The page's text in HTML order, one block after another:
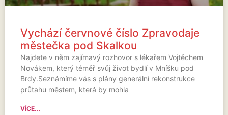
Vychází červnové číslo Zpravodaje
městečka pod Skalkou
Najdete v něm zajímavý rozhovor s lékařem Vojtěchem
Novákem, který téměř svůj život bydlí v Mníšku pod
Brdy.Seznámíme vás s plány generální rekonstrukce
průtahu městem, která by mohla
VÍCE...